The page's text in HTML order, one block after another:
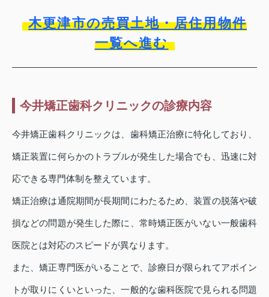
木更津市の売買土地・居住用物件
一覧へ進む
今井矯正歯科クリニックの診療内容
今井矯正歯科クリニックは、歯科矯正治療に特化しており、
矯正装置に何らかのトラブルが発生した場合でも、迅速に対
応できる専門体制を整えています。
矯正治療は通院期間が長期間にわたるため、装置の脱落や破
損などの問題が発生した際に、常時矯正医がいない一般歯科
医院とは対応のスピードが異なります。
また、矯正専門医がいることで、診療日が限られてアポイン
トが取りにくいといった、一般的な歯科医院で見られる問題